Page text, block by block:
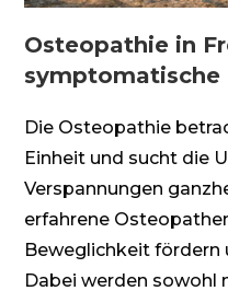
Osteopathie in
symptomatische
Die Osteopathie
Einheit und sucht die
Verspannungen
erfahrene
Beweglichkeit fördern
Dabei werden sowohl